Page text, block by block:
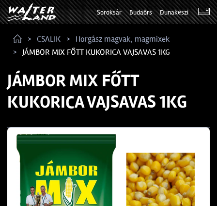
Soroksár Budaörs Dunakeszi
CSALIK
Horgász magvak, magmixek
JÁMBOR MIX FŐTT KUKORICA VAJSAVAS 1KG
JÁMBOR MIX FŐTT
KUKORICA VAJSAVAS 1KG